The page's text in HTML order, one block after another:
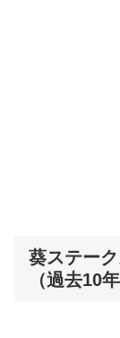
葵ステー
（過去10年